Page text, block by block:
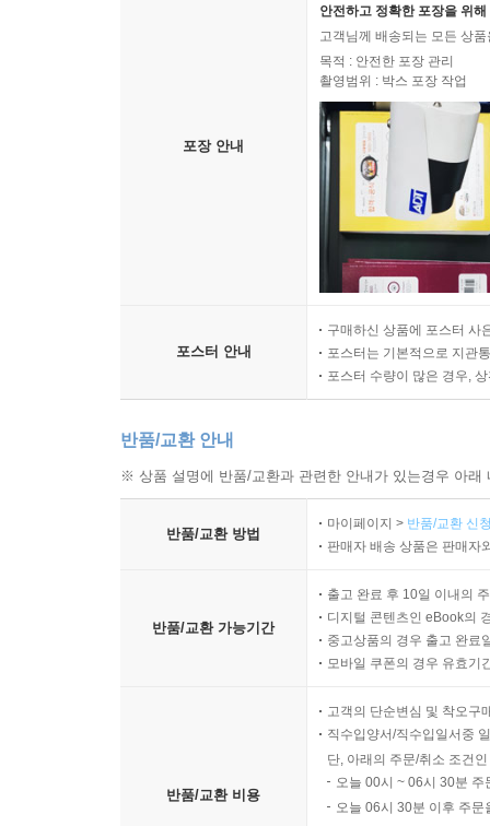
포장 안내
안전하고 정확한 포장을 위
고객님께 배송되는 모든 상
목적 : 안전한 포장 관리
촬영범위 : 박스 포장 작업
포스터 안내
구매하신 상품에 포스터 사
포스터는 기본적으로 지관
포스터 수량이 많은 경우,
반품/교환 안내
※ 상품 설명에 반품/교환과 관련한 안내가 있는경우 아
반품/교환 방법
마이페이지 > 반품/교환 신
판매자 배송 상품은 판매자
반품/교환 가능기간
출고 완료 후 10일 이내의
디지털 콘텐츠인 eBook의
중고상품의 경우 출고 완료
모바일 쿠폰의 경우 유효기
반품/교환 비용
고객의 단순변심 및 착오구
직수입양서/직수입일서중
단, 아래의 주문/취소 조건
오늘 00시 ~ 06시 30분
오늘 06시 30분 이후 주